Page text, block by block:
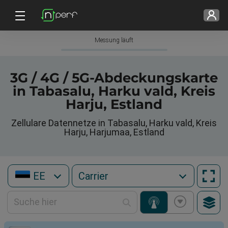
Messung läuft
3G / 4G / 5G-Abdeckungskarte
in Tabasalu, Harku vald, Kreis
Harju, Estland
Zellulare Datennetze in Tabasalu, Harku vald, Kreis
Harju, Harjumaa, Estland
EE